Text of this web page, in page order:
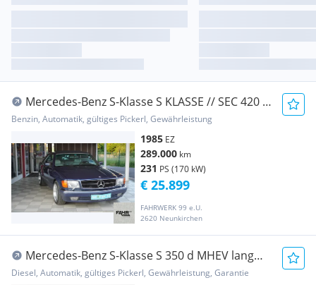
Mercedes-Benz S-Klasse S KLASSE // SEC 420 //
ROSTFREI// AMG AERO 3 //...
Benzin, Automatik, gültiges Pickerl, Gewährleistung
1985 EZ
289.000 km
231 PS (170 kW)
FAHRWERK 99 e.U.
2620 Neunkirchen
€ 25.899
Mercedes-Benz S-Klasse S 350 d MHEV lang
4MATIC Aut.
Diesel, Automatik, gültiges Pickerl, Gewährleistung, Garantie